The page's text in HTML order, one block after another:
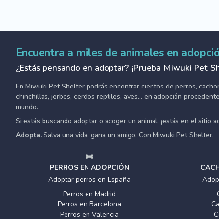
Encuentra a miles de animales en
¿Estás pensando en adoptar? ¡Prueba Miwuki Pet
En Miwuki Pet Shelter podrás encontrar cientos de perros,
chinchillas, jerbos, cerdos reptiles, aves... en adopción
mundo.
Si estás buscando adoptar o acoger un animal, ¡estás en el sitio
Adopta. Salva una vida, gana un amigo. Con Miwuki Pet Shelter.
PERROS EN ADOPCIÓN
Adoptar perros en España
Perros en Madrid
Perros en Barcelona
Perros en Valencia